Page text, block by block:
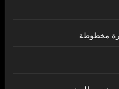
مخطوطة